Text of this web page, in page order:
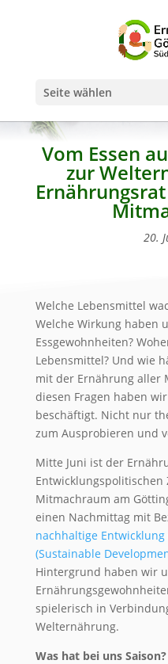
Seite wählen
Vom Essen
zur
20.
Welche Lebensmittel
Welche Wirkung haben
Essgewohnheiten?
Lebensmittel? Und wie
mit der Ernährung aller
diesen Fragen haben
beschäftigt. Nicht nur
zum Ausprobieren und
Mitte Juni ist der
Entwicklungspolitischen
Mitmachraum am
einen Nachmittag mit
nachhaltige
(Sustainable
Hintergrund haben wir
spielerisch in
Welternährung.
Was hat bei uns Saison?